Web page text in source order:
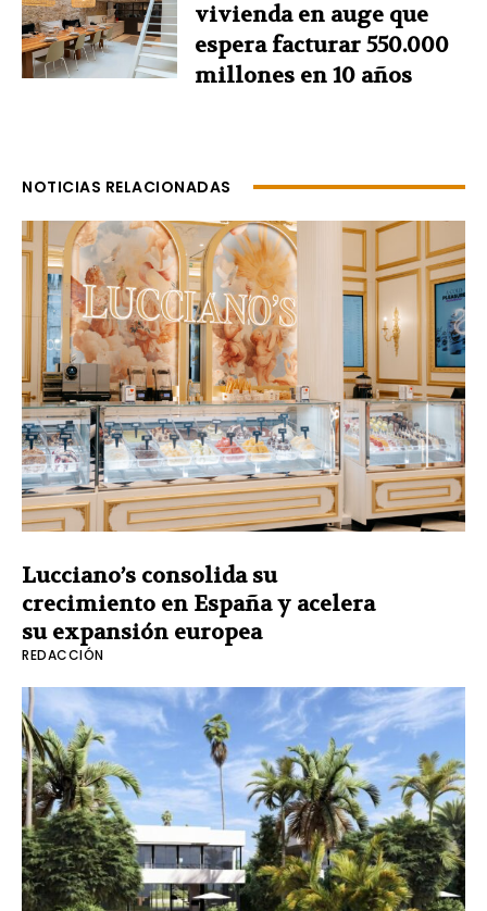
vivienda en auge que
espera facturar 550.000
millones en 10 años
NOTICIAS RELACIONADAS
Lucciano’s consolida su
crecimiento en España y acelera
su expansión europea
REDACCIÓN